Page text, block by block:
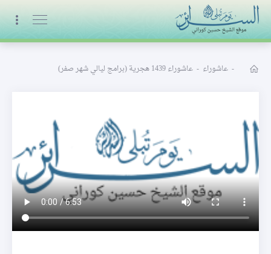
البث المباشر
- عاشوراء - عاشوراء 1439 هجرية (برامج ليالي شهر صفر)